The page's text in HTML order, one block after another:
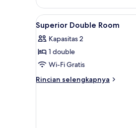
Kamar
Single
Deluks
Lihat
semua
foto
untuk
Superior
Double
1
Superior Double Room
Kapasitas 2
1 double
Wi-Fi Gratis
Rincian selengkapnya
Rincian